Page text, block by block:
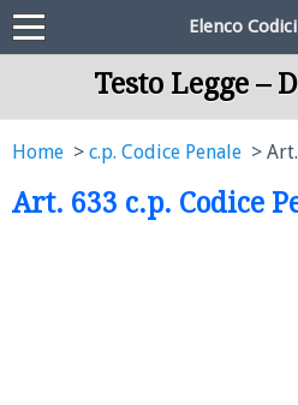
Elenco
Testo Legge –
Home c.p. Codice Penale
Art. 633 c.p. Codice